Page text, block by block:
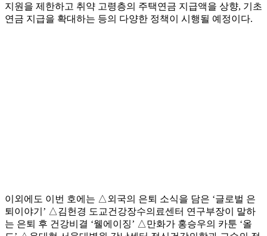
지원을 제한하고 취약 고령층의 주택연금 지급액을 상향, 기초
연금 지급을 확대하는 등의 다양한 정책이 시행될 예정이다.
이외에도 이번 호에는 △외국의 은퇴 소식을 담은 ‘글로벌 은
퇴이야기’ △김헌경 도교건강장수의료센터 연구부장이 말하
는 은퇴 후 건강비결 ‘웰에이징’ △만화가 홍승우의 카툰 ‘올